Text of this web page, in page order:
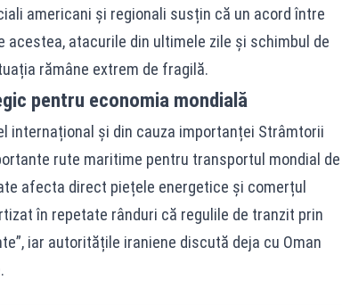
americani și regionali susțin că un acord între
acestea, atacurile din ultimele zile și schimbul de
rămâne extrem de fragilă.
pentru economia mondială
internațional și din cauza importanței Strâmtorii
rute maritime pentru transportul mondial de
afecta direct piețele energetice și comerțul
în repetate rânduri că regulile de tranzit prin
iar autoritățile iraniene discută deja cu Oman